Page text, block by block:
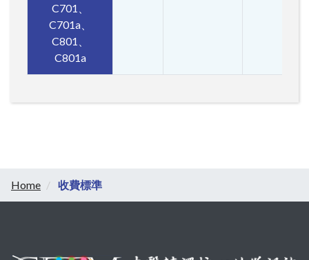
C701、
C701a、
C801、
C801a
Home 收費標準